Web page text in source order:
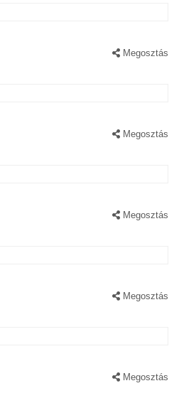
Megosztás
Megosztás
Megosztás
Megosztás
Megosztás